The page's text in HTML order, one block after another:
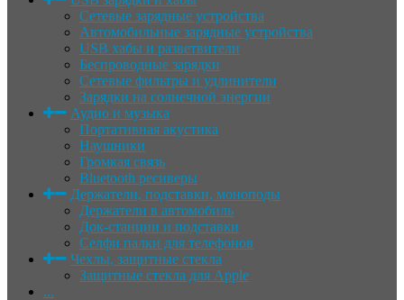
Сетевые зарядные устройства
Автомобильные зарядные устройства
USB хабы и разветвители
Беспроводные зарядки
Сетевые фильтры и удлинители
Зарядки на солнечной энергии
Аудио и музыка
Портативная акустика
Наушники
Громкая связь
Bluetooth ресиверы
Держатели, подставки, моноподы
Держатели в автомобиль
Док-станции и подставки
Селфи палки для телефонов
Чехлы, защитные стекла
Защитные стекла для Apple
...